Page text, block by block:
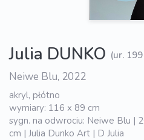
Julia DUNKO (ur.
Neiwe Blu, 2022
akryl, płótno
wymiary: 116 x 89 cm
sygn. na odwrociu: Neiwe Blu |
cm | Julia Dunko Art | D Julia